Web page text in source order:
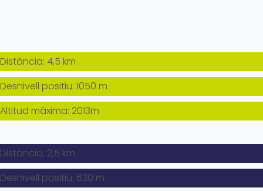
Distància: 4,5 km
Desnivell positiu: 1050 m
Altitud màxima: 2013m
Distància: 2,5 km
Desnivell positiu: 630 m